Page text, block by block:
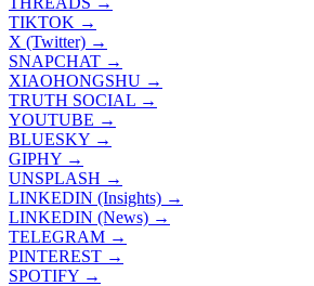
TIKTOK →
X (Twitter) →
SNAPCHAT →
XIAOHONGSHU →
TRUTH SOCIAL →
YOUTUBE →
BLUESKY →
GIPHY →
UNSPLASH →
LINKEDIN (Insights) →
LINKEDIN (News) →
TELEGRAM →
PINTEREST →
SPOTIFY →